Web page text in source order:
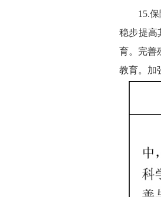
15.
稳步提高
育。完善
教育。加